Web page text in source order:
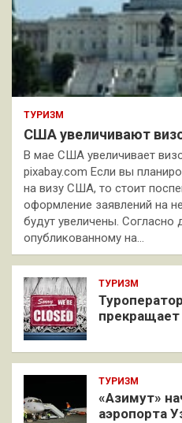
ТУРИЗМ
США увеличивают
В мае США увеличивает
pixabay.com Если вы
на визу США, то стоит
оформление заявлений на
будут увеличены. Согласно
опубликованному на…
ТУРИЗМ
ТУРИЗМ
«Азимут»
аэропорта